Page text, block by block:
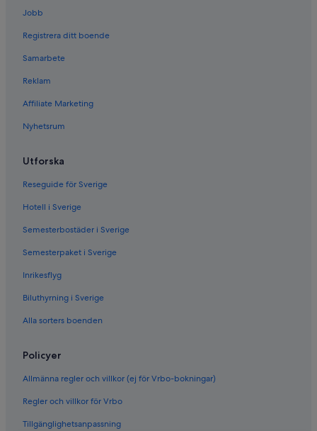
Jobb
Registrera ditt boende
Samarbete
Reklam
Affiliate Marketing
Nyhetsrum
Utforska
Reseguide för Sverige
Hotell i Sverige
Semesterbostäder i Sverige
Semesterpaket i Sverige
Inrikesflyg
Biluthyrning i Sverige
Alla sorters boenden
Policyer
Allmänna regler och villkor (ej för Vrbo-bokningar)
Regler och villkor för Vrbo
Tillgänglighetsanpassning